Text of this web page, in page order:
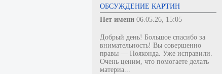
ОБСУЖДЕНИЕ КАРТИН
Нет имени 06.05.26, 15:05
Добрый день! Большое спасибо за
внимательность! Вы совершенно
правы — Пояконда. Уже исправили.
Очень ценим, что помогаете делать
материа...